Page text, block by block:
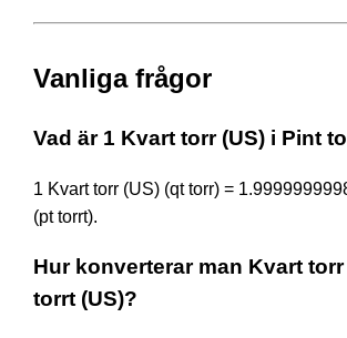
Vanliga frågor
Vad är 1 Kvart torr (US) i Pint
1 Kvart torr (US) (qt torr) =
(pt torrt).
Hur konverterar man Kvart
torrt (US)?